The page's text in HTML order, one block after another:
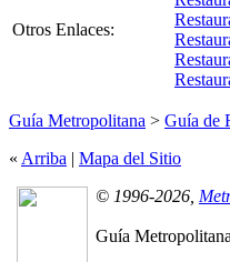
Otros Enlaces:
Guía Metropolitana > Guía de
« Arriba | Mapa del Sitio
© 1996-2026,
Guía